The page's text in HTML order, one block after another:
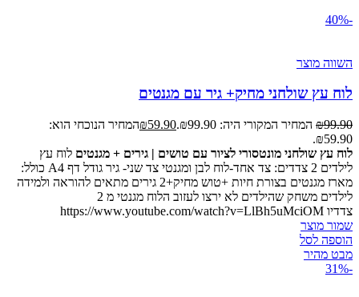
-40%
השווה מוצר
לוח עץ שולחני מחיק+ גיר עם מגנטים
₪99.90 המחיר המקורי היה: ₪99.90. ₪59.90
המחיר הנוכחי הוא:
₪59.90.
לוח עץ שולחני מונטסורי לציור עם טושים | גירים + מגנטים לוח עץ
לילדים 2 צדדים: צד אחד-לוח לבן ומגנטי צד שני- גיר גודל דף A4 כולל:
מארז מגנטים בצורת חיות +טוש מחיק+2 גירים מתאים להוראה ולמידה
לילדים משחק שהילדים לא ירצו לעזוב הלוח מגנטי מ 2
צדדיו https://www.youtube.com/watch?v=LlBh5uMciOM
שמור מוצר
הוספה לסל
מבט מהיר
-31%